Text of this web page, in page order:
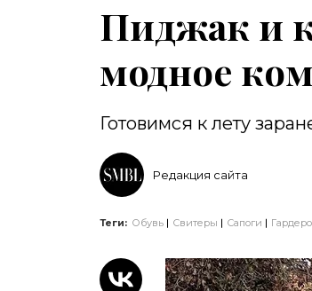
Пиджак и
модное
Готовимся к лету
Редакция сайта
Теги: Обувь Свитеры Сапоги